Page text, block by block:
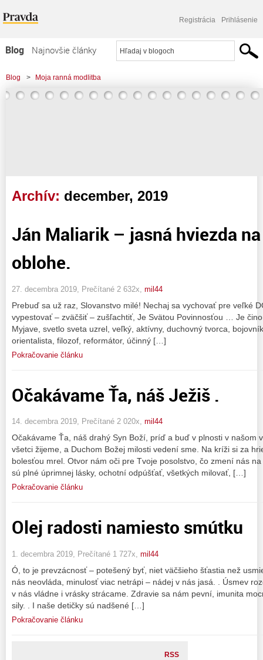
Registrácia Prihlásenie
Blog
Najnovšie články
Najčítanejšie články
Najkomentovanejšie články
Blog > Moja ranná modlitba
Archív: december, 2019
Ján Maliarik – jasná hviezda
oblohe.
27. decembra 2019, Prečítané 2 632x, mil44
Prebuď sa už raz, Slovanstvo milé! Nechaj sa vychovať pre veľké
vypestovať – zväčšiť – zušľachtiť, Je Svätou Povinnosťou … Je
Myjave, svetlo sveta uzrel, veľký, aktívny, duchovný tvorca,
orientalista, filozof, reformátor, účinný […]
Pokračovanie článku
Očakávame Ťa, náš Ježiš .
14. decembra 2019, Prečítané 2 020x, mil44
Očakávame Ťa, náš drahý Syn Boží, príď a buď v plnosti v našom
všetci žijeme, a Duchom Božej milosti vedení sme. Na kríži si za
bolesťou mrel. Otvor nám oči pre Tvoje posolstvo, čo zmení nás
sú plné úprimnej lásky, ochotní odpúšťať, všetkých milovať, […]
Pokračovanie článku
Olej radosti namiesto smútku
1. decembra 2019, Prečítané 1 727x, mil44
Ó, to je prevzácnosť – potešený byť, niet väčšieho šťastia než
nás neovláda, minulosť viac netrápi – nádej v nás jasá. . Úsmev
v nás vládne i vrásky strácame. Zdravie sa nám pevní, imunita
sily. . I naše detičky sú nadšené […]
Pokračovanie článku
RSS